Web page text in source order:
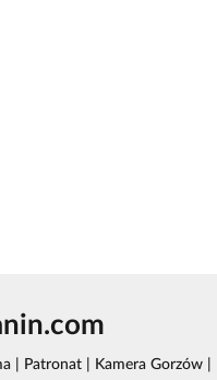
Patronat Kamera Gorzów